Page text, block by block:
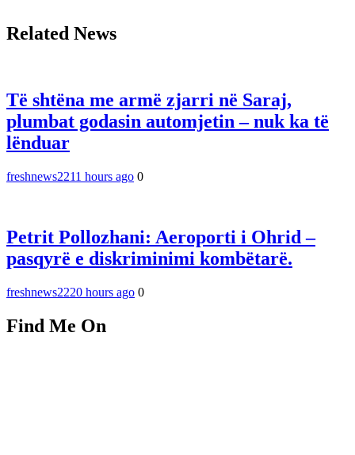
Related News
Të shtëna me armë zjarri në Saraj,
plumbat godasin automjetin – nuk ka të
lënduar
freshnews2211 hours ago 0
Petrit Pollozhani: Aeroporti i Ohrid –
pasqyrë e diskriminimi kombëtarë.
freshnews2220 hours ago 0
Find Me On